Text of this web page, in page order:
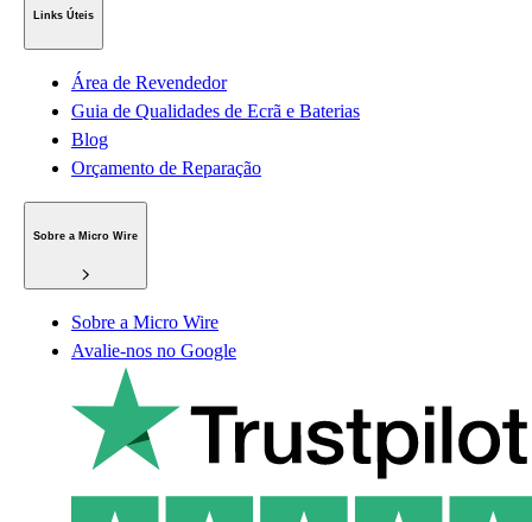
Links Úteis
Área de Revendedor
Guia de Qualidades de Ecrã e Baterias
Blog
Orçamento de Reparação
Sobre a Micro Wire
Sobre a Micro Wire
Avalie-nos no Google